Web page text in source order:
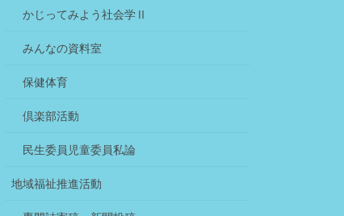
かじってみよう社会学Ⅱ
みんなの資料室
保健体育
倶楽部活動
民生委員児童委員私論
地域福祉推進活動